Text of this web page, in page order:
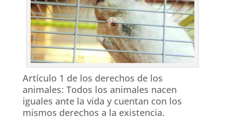
Artículo 1 de los derechos de los
animales: Todos los animales nacen
iguales ante la vida y cuentan con los
mismos derechos a la existencia.